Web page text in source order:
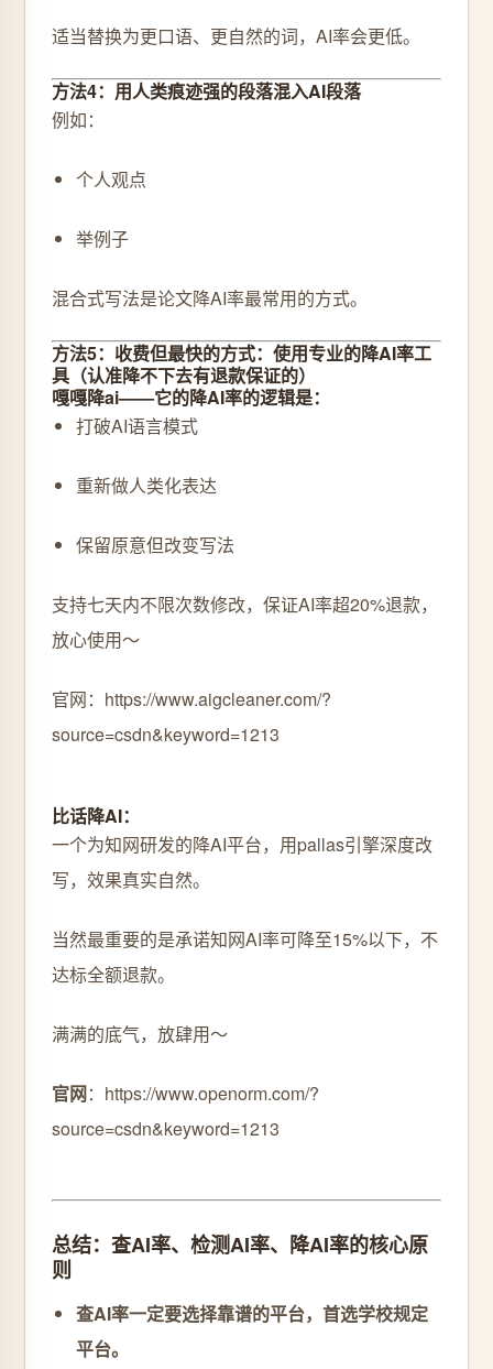
适当替换为更口语、更自然的词，AI率会更低。
方法4：用人类痕迹强的段落混入AI段落
例如：
个人观点
举例子
混合式写法是论文降AI率最常用的方式。
方法5：收费但最快的方式：使用专业的降AI率工
具（认准降不下去有退款保证的）
嘎嘎降ai——它的降AI率的逻辑是：
打破AI语言模式
重新做人类化表达
保留原意但改变写法
支持七天内不限次数修改，保证AI率超20%退款，
放心使用～
官网：https://www.aigcleaner.com/?
source=csdn&keyword=1213
比话降AI：
一个为知网研发的降AI平台，用pallas引擎深度改
写，效果真实自然。
当然最重要的是承诺知网AI率可降至15%以下，不
达标全额退款。
满满的底气，放肆用～
官网：https://www.openorm.com/?
source=csdn&keyword=1213
总结：查AI率、检测AI率、降AI率的核心原
则
查AI率一定要选择靠谱的平台，首选学校规定
平台。